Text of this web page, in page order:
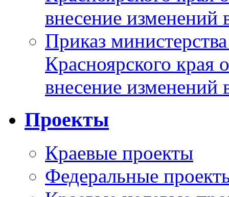
внесение изменений
Приказ
Красноярского
внесение изменений
Проекты
Краевые проекты
Федеральные